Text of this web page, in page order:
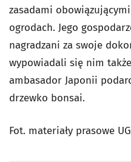
zasadami
ogrodach. Jego
nagradzani za swoje
wypowiadali się nim
ambasador Japonii
drzewko bonsai.
Fot. materiały prasowe